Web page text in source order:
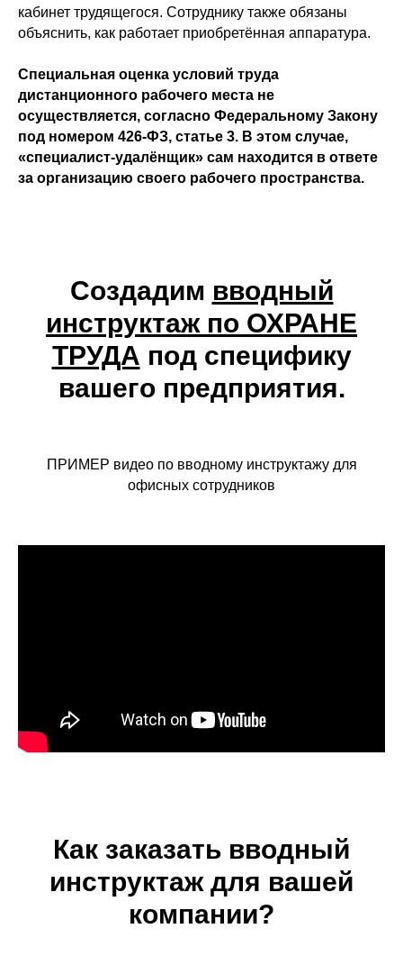
кабинет трудящегося. Сотруднику также обязаны
объяснить, как работает приобретённая аппаратура.
Специальная оценка условий труда
дистанционного рабочего места не
осуществляется, согласно Федеральному Закону
под номером 426-ФЗ, статье 3. В этом случае,
«специалист-удалёнщик» сам находится в ответе
за организацию своего рабочего пространства.
Создадим вводный
инструктаж по ОХРАНЕ
ТРУДА под специфику
вашего предприятия.
ПРИМЕР видео по вводному инструктажу для
офисных сотрудников
Как заказать вводный
инструктаж для вашей
компании?